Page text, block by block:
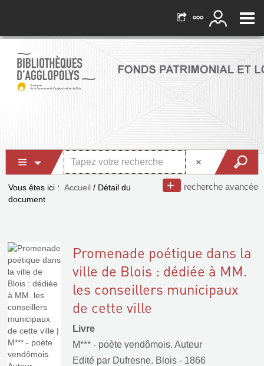
recherche avancée
Vous êtes ici : Accueil / Détail du
document
Promenade poétique dans la
ville de Blois : dédiée à MM.
les conseillers municipaux
de cette ville
Livre
M*** - poète vendômois. Auteur
Edité par Dufresne. Blois - 1866